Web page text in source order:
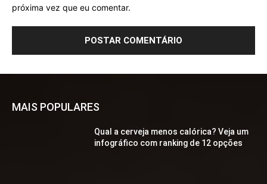
próxima vez que eu comentar.
MAIS POPULARES
Qual a cerveja menos calórica? Veja um
infográfico com ranking de 12 opções